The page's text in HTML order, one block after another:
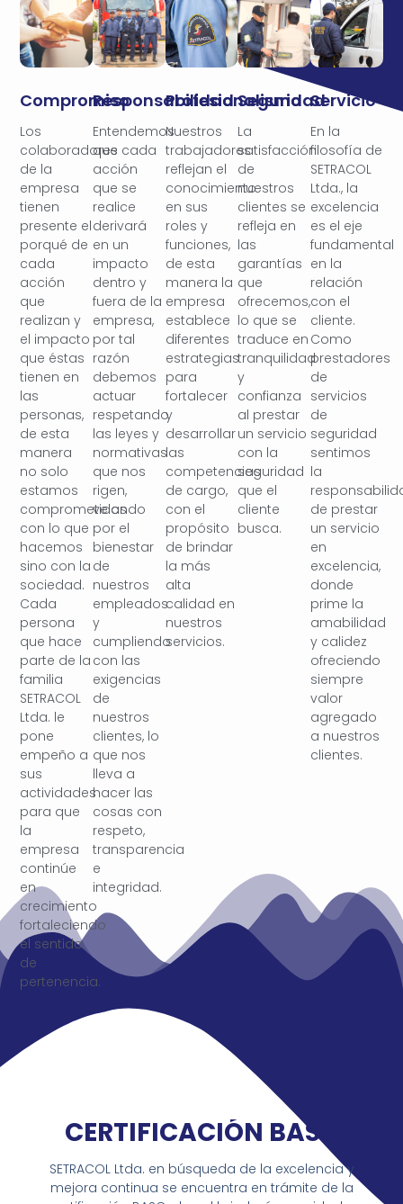
Compromiso
Los
colaboradores
de la
empresa
tienen
presente el
porqué de
cada
acción
que
realizan y
el impacto
que éstas
tienen en
las
personas,
de esta
manera
no solo
estamos
comprometidos
con lo que
hacemos
sino con la
sociedad.
Cada
persona
que hace
parte de la
familia
SETRACOL
Ltda. le
pone
empeño a
sus
actividades
para que
la
empresa
continúe
en
crecimiento
fortaleciendo
el sentido
de
pertenencia.
Responsabilidad
Entendemos
que cada
acción
que se
realice
derivará
en un
impacto
dentro y
fuera de la
empresa,
por tal
razón
debemos
actuar
respetando
las leyes y
normativas
que nos
rigen,
velando
por el
bienestar
de
nuestros
empleados
y
cumpliendo
con las
exigencias
de
nuestros
clientes, lo
que nos
lleva a
hacer las
cosas con
respeto,
transparencia
e
integridad.
Profesionalismo
Nuestros
trabajadores
reflejan el
conocimiento
en sus
roles y
funciones,
de esta
manera la
empresa
establece
diferentes
estrategias
para
fortalecer
y
desarrollar
las
competencias
de cargo,
con el
propósito
de brindar
la más
alta
calidad en
nuestros
servicios.
Seguridad
La
satisfacción
de
nuestros
clientes se
refleja en
las
garantías
que
ofrecemos,
lo que se
traduce en
tranquilidad
y
confianza
al prestar
un servicio
con la
seguridad
que el
cliente
busca.
Servicio
En la
filosofía de
SETRACOL
Ltda., la
excelencia
es el eje
fundamental
en la
relación
con el
cliente.
Como
prestadores
de
servicios
de
seguridad
sentimos
la
de prestar
un servicio
en
excelencia,
donde
prime la
amabilidad
y calidez
ofreciendo
siempre
valor
agregado
a nuestros
clientes.
CERTIFICACIÓN BASC
SETRACOL Ltda. en búsqueda de la excelencia y
mejora continua se encuentra en trámite de la